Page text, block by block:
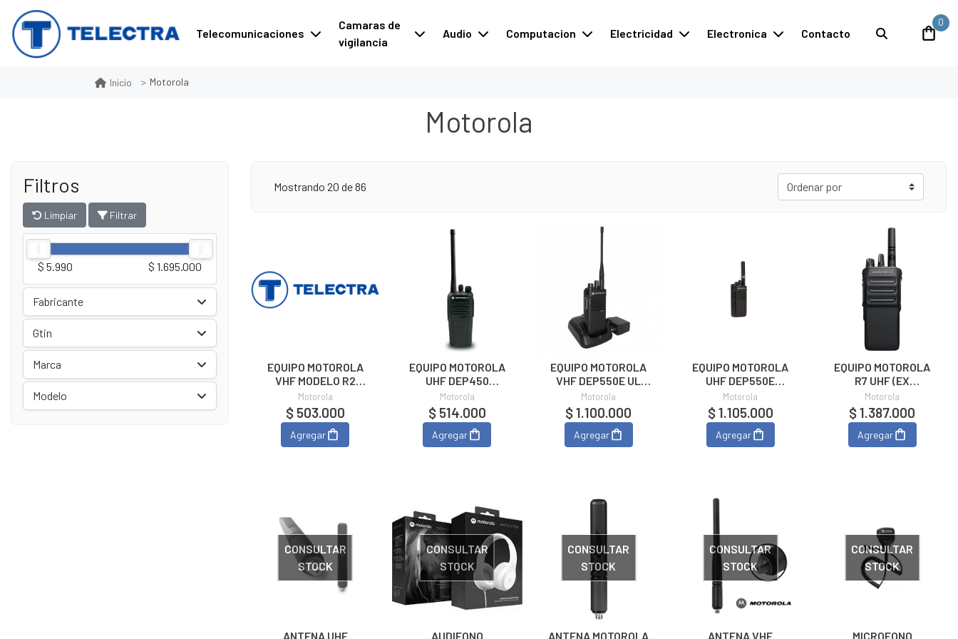
Telecomunicaciones
Camaras de
vigilancia
Audio Computacion Electricidad Electronica Contacto
0
Inicio Motorola
Motorola
Filtros
Limpiar Filtrar
$ 5.990 $ 1.695.000
Fabricante
Gtin
Marca
Modelo
Mostrando 20 de 86
EQUIPO MOTOROLA
VHF MODELO R2
ANALOGO
Motorola
$ 503.000
Agregar
EQUIPO MOTOROLA
UHF DEP450
ANALOGO-DIGITAL
Motorola
$ 514.000
Agregar
EQUIPO MOTOROLA
VHF DEP550E UL
(INTRINSECO)
Motorola
$ 1.100.000
Agregar
EQUIPO MOTOROLA
UHF DEP550E
INSTRINSECO 16
CANALES
Motorola
$ 1.105.000
Agregar
EQUIPO MOTOROLA
R7 UHF (EX
DGP5050E) UL
Motorola
$ 1.387.000
Agregar
CONSULTAR
STOCK
ANTENA UHF
CONSULTAR
STOCK
AUDIFONO
CONSULTAR
STOCK
ANTENA MOTOROLA
CONSULTAR
STOCK
ANTENA VHF
CONSULTAR
STOCK
MICROFONO